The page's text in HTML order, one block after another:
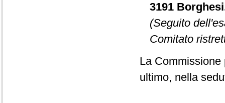
3191
(Seguito
Comitato
La
ultimo, nella